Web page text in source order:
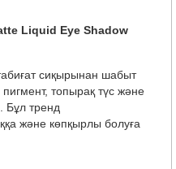
Liquid Eye Shadow
сиқырынан шабыт
топырақ түс және
Бұл тренд
және көпқырлы болуға